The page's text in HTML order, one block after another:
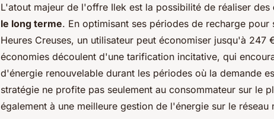
L'atout majeur de l'offre Ilek est la possibilité de réaliser des
le long terme. En optimisant ses périodes de recharge pour
Heures Creuses, un utilisateur peut économiser jusqu'à 247
économies découlent d'une tarification incitative, qui
d'énergie renouvelable durant les périodes où la demande
stratégie ne profite pas seulement au consommateur sur le
également à une meilleure gestion de l'énergie sur le réseau